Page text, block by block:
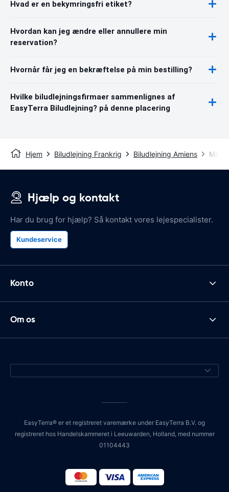
Hvad er en bekymringsfri etiket?
Hvordan kan jeg ændre eller annullere min
reservation?
Hvornår får jeg en bekræftelse på min bestilling?
Hvilke biludlejningsfirmaer sammenlignes af
EasyTerra Biludlejning? på denne placering
Hjem Biludlejning Frankrig Biludlejning Amiens
Hjælp og kontakt
Har du brug for hjælp? Så kontakt vores lejespecialister.
Kundeservice
Konto
Om os
EasyTerra® er et registreret varemærke under EasyTerra B.V. og
registreret hos Handelskammeret i Leeuwarden, Holland, med nummer
01104443